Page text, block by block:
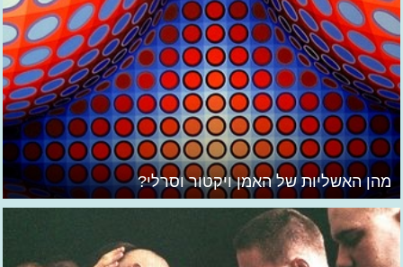
מהן האשליות של האמן ויקטור וסרלי?